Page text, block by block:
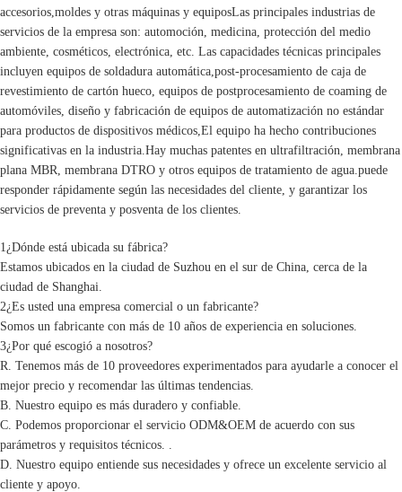
accesorios,moldes y otras máquinas y equiposLas principales industrias de
servicios de la empresa son: automoción, medicina, protección del medio
ambiente, cosméticos, electrónica, etc. Las capacidades técnicas principales
incluyen equipos de soldadura automática,post-procesamiento de caja de
revestimiento de cartón hueco, equipos de postprocesamiento de coaming de
automóviles, diseño y fabricación de equipos de automatización no estándar
para productos de dispositivos médicos,El equipo ha hecho contribuciones
significativas en la industria.Hay muchas patentes en ultrafiltración, membrana
plana MBR, membrana DTRO y otros equipos de tratamiento de agua.puede
responder rápidamente según las necesidades del cliente, y garantizar los
servicios de preventa y posventa de los clientes.
1¿Dónde está ubicada su fábrica?
Estamos ubicados en la ciudad de Suzhou en el sur de China, cerca de la
ciudad de Shanghai.
2¿Es usted una empresa comercial o un fabricante?
Somos un fabricante con más de 10 años de experiencia en soluciones.
3¿Por qué escogió a nosotros?
R. Tenemos más de 10 proveedores experimentados para ayudarle a conocer el
mejor precio y recomendar las últimas tendencias.
B. Nuestro equipo es más duradero y confiable.
C. Podemos proporcionar el servicio ODM&OEM de acuerdo con sus
parámetros y requisitos técnicos. .
D. Nuestro equipo entiende sus necesidades y ofrece un excelente servicio al
cliente y apoyo.